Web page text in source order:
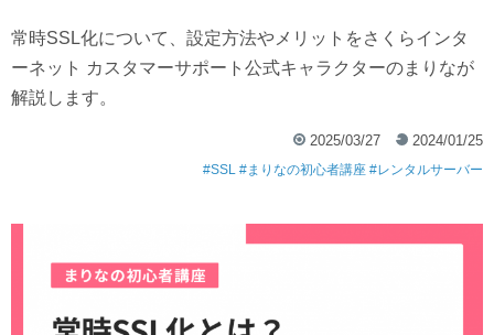
常時SSL化について、設定方法やメリットをさくらインタ
ーネット カスタマーサポート公式キャラクターのまりなが
解説します。
2025/03/27 2024/01/25
SSL まりなの初心者講座 レンタルサーバー